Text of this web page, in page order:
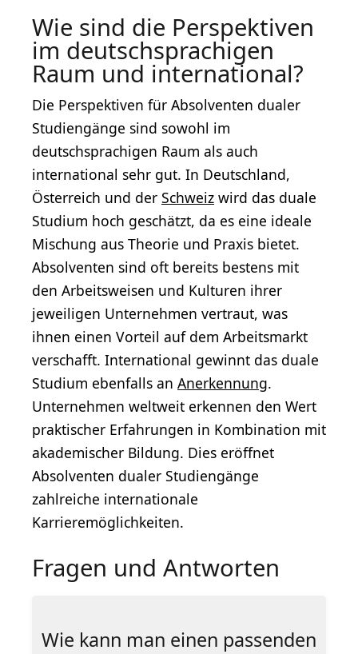
Wie sind die Perspektiven
im deutschsprachigen
Raum und international?
Die Perspektiven für Absolventen dualer
Studiengänge sind sowohl im
deutschsprachigen Raum als auch
international sehr gut. In Deutschland,
Österreich und der Schweiz wird das duale
Studium hoch geschätzt, da es eine ideale
Mischung aus Theorie und Praxis bietet.
Absolventen sind oft bereits bestens mit
den Arbeitsweisen und Kulturen ihrer
jeweiligen Unternehmen vertraut, was
ihnen einen Vorteil auf dem Arbeitsmarkt
verschafft. International gewinnt das duale
Studium ebenfalls an Anerkennung.
Unternehmen weltweit erkennen den Wert
praktischer Erfahrungen in Kombination mit
akademischer Bildung. Dies eröffnet
Absolventen dualer Studiengänge
zahlreiche internationale
Karrieremöglichkeiten.
Fragen und Antworten
Wie kann man einen passenden